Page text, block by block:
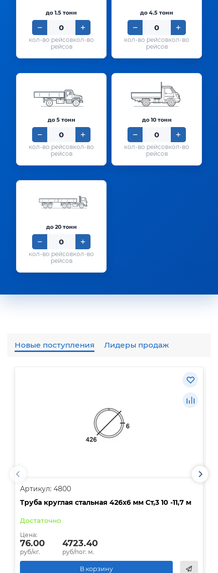
до 1.5 тонн
кол-во
рейсов
до 4.5 тонн
кол-во
рейсов
до 5 тонн
кол-во
рейсов
до 10 тонн
кол-во
рейсов
до 20 тонн
кол-во
рейсов
Новые поступления Лидеры продаж
Артикул: 4800
Труба круглая стальная 426х6 мм Ст,3 10 -11,7 м
Достаточно
Цена:
76.00
руб/кг.
4723.40
руб/пог. м.
В корзину